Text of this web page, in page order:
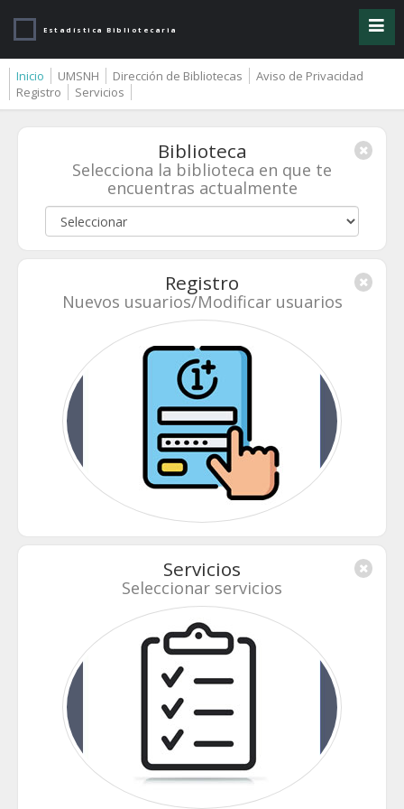
Estadística Bibliotecaria
Inicio UMSNH Dirección de Bibliotecas
Aviso de Privacidad
Registro
Servicios
Biblioteca
Selecciona la biblioteca en que te
encuentras actualmente
Registro
Nuevos usuarios/Modificar usuarios
Servicios
Seleccionar servicios